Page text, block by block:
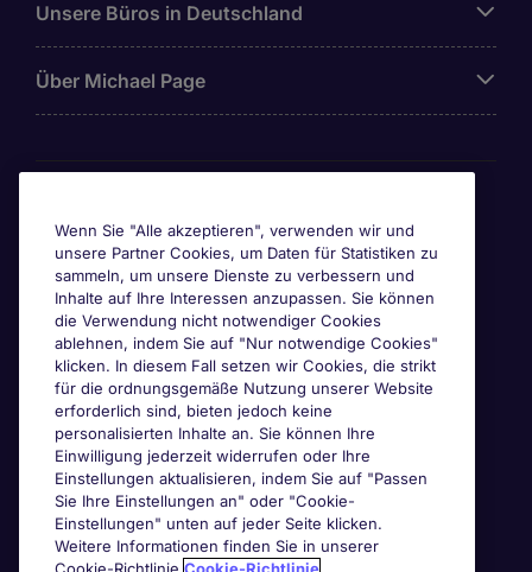
Unsere Büros in Deutschland
Über Michael Page
Wenn Sie "Alle akzeptieren", verwenden wir und
unsere Partner Cookies, um Daten für Statistiken zu
sammeln, um unsere Dienste zu verbessern und
Inhalte auf Ihre Interessen anzupassen. Sie können
die Verwendung nicht notwendiger Cookies
ablehnen, indem Sie auf "Nur notwendige Cookies"
klicken. In diesem Fall setzen wir Cookies, die strikt
für die ordnungsgemäße Nutzung unserer Website
erforderlich sind, bieten jedoch keine
personalisierten Inhalte an. Sie können Ihre
Einwilligung jederzeit widerrufen oder Ihre
Einstellungen aktualisieren, indem Sie auf "Passen
Sie Ihre Einstellungen an" oder "Cookie-
Einstellungen" unten auf jeder Seite klicken.
Weitere Informationen finden Sie in unserer